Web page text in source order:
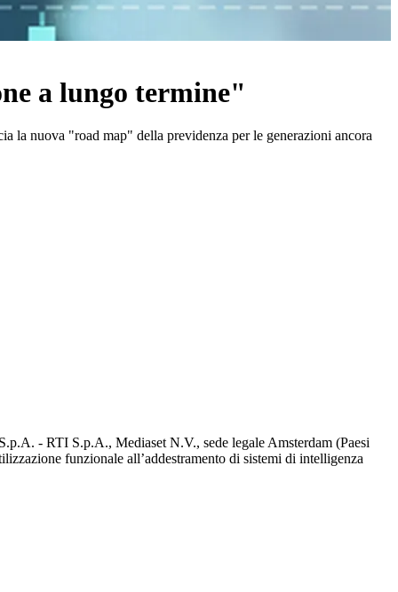
a lungo termine"
la nuova "road map" della previdenza per le generazioni ancora
- RTI S.p.A., Mediaset N.V., sede legale Amsterdam (Paesi
funzionale all’addestramento di sistemi di intelligenza